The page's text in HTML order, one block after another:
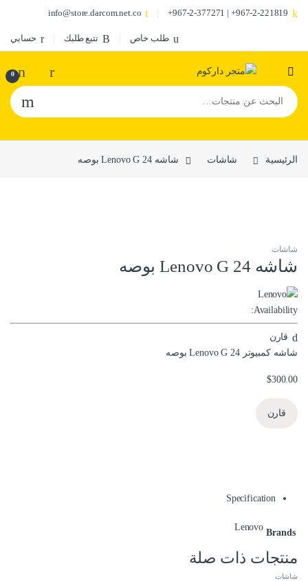
967-2-221819+ | 967-2-377271+
info@store.darcom.net.co
طلب خاص تتبع طلبك حسابي
0
البحث عن:
الرئيسية شاشات شاشه Lenovo G 24 بوصه
شاشات
شاشه Lenovo G 24 بوصه
Availability:
قارن
شاشه كمبيوتر Lenovo G 24 بوصه
$300.00
قارن
Specification
Brands
Lenovo
منتجات ذات صلة
شاشات